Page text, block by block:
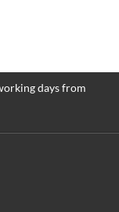
days from